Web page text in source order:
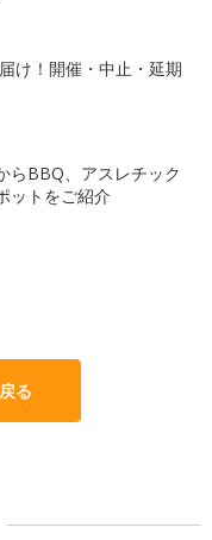
け！開催・中止・延期
らBBQ、アスレチック
ットをご紹介
る